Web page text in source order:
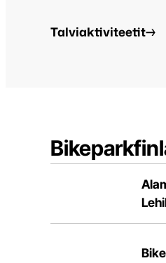
Talviaktiviteetit
Bikepark-